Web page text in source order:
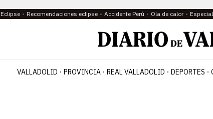
Eclipse Recomendaciones eclipse Accidente Perú Ola de calor
VALLADOLID PROVINCIA REAL VALLADOLID DEPORTES